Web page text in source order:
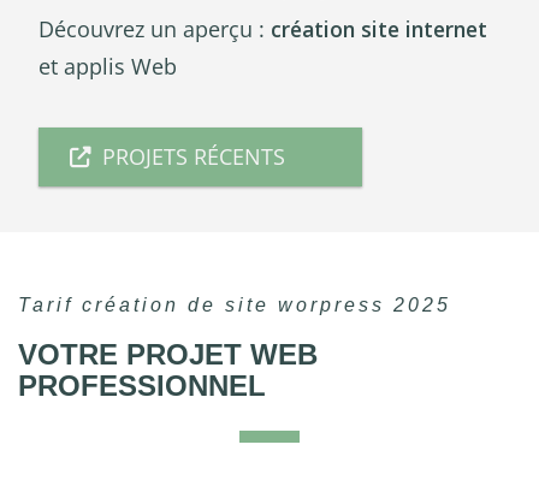
Découvrez un aperçu : création site internet
et applis Web
PROJETS RÉCENTS
Tarif création de site worpress 2025
VOTRE PROJET WEB
PROFESSIONNEL